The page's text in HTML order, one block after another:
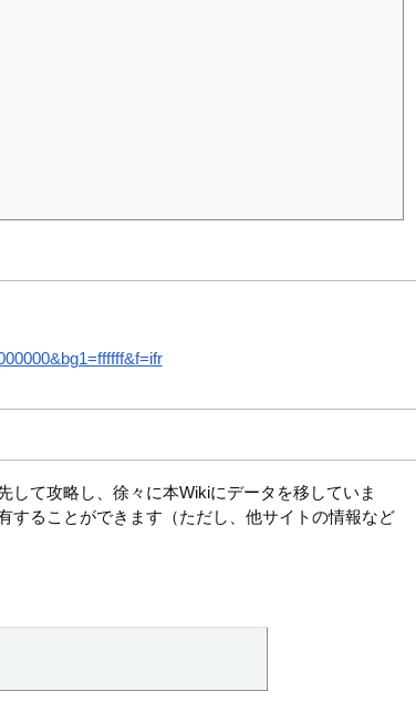
して攻略し、徐々に本Wikiにデータを移していま
することができます（ただし、他サイトの情報など